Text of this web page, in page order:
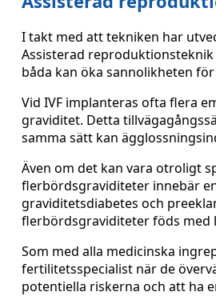
I takt med att tekniken har
Assisterad
båda kan öka sannolikheten
Vid IVF implanteras ofta flera
graviditet. Detta
samma sätt kan
Även om det kan vara otroligt
flerbördsgraviditeter innebär
graviditetsdiabetes och
flerbördsgraviditeter föds med
Som med alla medicinska
fertilitetsspecialist när de
potentiella riskerna och att ha